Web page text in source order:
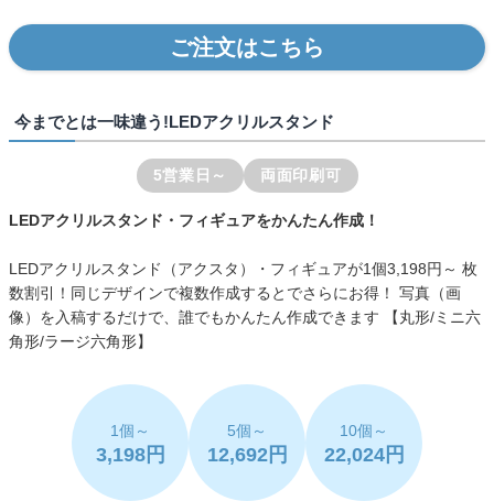
ご注文はこちら
今までとは一味違う!LEDアクリルスタンド
5営業日～ 両面印刷可
LEDアクリルスタンド・フィギュアをかんたん作成！
LEDアクリルスタンド（アクスタ）・フィギュアが1個3,198円～ 枚
数割引！同じデザインで複数作成するとでさらにお得！
写真（画
像）を入稿するだけで、誰でもかんたん作成できます 【丸形/ミニ六
角形/ラージ六角形】
1個～
3,198円
5個～
12,692円
10個～
22,024円